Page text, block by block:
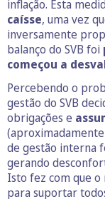
inflação. Esta
caísse, uma vez
inversamente
balanço do SVB foi
começou a
Percebendo o
gestão do SVB
obrigações e
de gestão interna
gerando
Isto fez com que o
para suportar